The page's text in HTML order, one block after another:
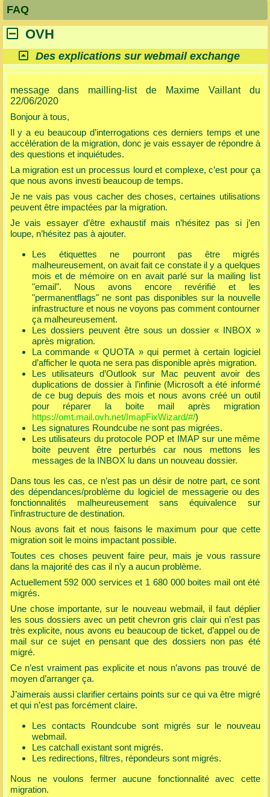
FAQ
OVH
Des explications sur webmail exchange
message dans mailling-list de Maxime Vaillant du
22/06/2020
Bonjour à tous,
Il y a eu beaucoup d’interrogations ces derniers temps et une
accélération de la migration, donc je vais essayer de répondre à
des questions et inquiétudes.
La migration est un processus lourd et complexe, c’est pour ça
que nous avons investi beaucoup de temps.
Je ne vais pas vous cacher des choses, certaines utilisations
peuvent être impactées par la migration.
Je vais essayer d’être exhaustif mais n’hésitez pas si j’en
loupe, n’hésitez pas à ajouter.
Les étiquettes ne pourront pas être migrés
malheureusement, on avait fait ce constate il y a quelques
mois et de mémoire on en avait parlé sur la mailing list
"email". Nous avons encore revérifié et les
"permanentflags" ne sont pas disponibles sur la nouvelle
infrastructure et nous ne voyons pas comment contourner
ça malheureusement.
Les dossiers peuvent être sous un dossier « INBOX »
après migration.
La commande « QUOTA » qui permet à certain logiciel
d’afficher le quota ne sera pas disponible après migration.
Les utilisateurs d’Outlook sur Mac peuvent avoir des
duplications de dossier à l’infinie (Microsoft a été informé
de ce bug depuis des mois et nous avons créé un outil
pour réparer la boite mail après migration
https://omt.mail.ovh.net/ImapFixWizard/#/)
Les signatures Roundcube ne sont pas migrées.
Les utilisateurs du protocole POP et IMAP sur une même
boite peuvent être perturbés car nous mettons les
messages de la INBOX lu dans un nouveau dossier.
Dans tous les cas, ce n’est pas un désir de notre part, ce sont
des dépendances/problème du logiciel de messagerie ou des
fonctionnalités malheureusement sans équivalence sur
l’infrastructure de destination.
Nous avons fait et nous faisons le maximum pour que cette
migration soit le moins impactant possible.
Toutes ces choses peuvent faire peur, mais je vous rassure
dans la majorité des cas il n’y a aucun problème.
Actuellement 592 000 services et 1 680 000 boites mail ont été
migrés.
Une chose importante, sur le nouveau webmail, il faut déplier
les sous dossiers avec un petit chevron gris clair qui n’est pas
très explicite, nous avons eu beaucoup de ticket, d’appel ou de
mail sur ce sujet en pensant que des dossiers non pas été
migré.
Ce n’est vraiment pas explicite et nous n’avons pas trouvé de
moyen d’arranger ça.
J’aimerais aussi clarifier certains points sur ce qui va être migré
et qui n’est pas forcément claire.
Les contacts Roundcube sont migrés sur le nouveau
webmail.
Les catchall existant sont migrés.
Les redirections, filtres, répondeurs sont migrés.
Nous ne voulons fermer aucune fonctionnalité avec cette
migration.